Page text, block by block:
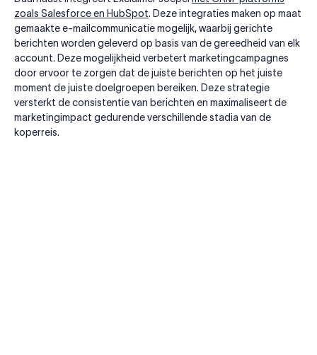
zoals Salesforce en HubSpot. Deze integraties maken op maat
gemaakte e-mailcommunicatie mogelijk, waarbij gerichte
berichten worden geleverd op basis van de gereedheid van elk
account. Deze mogelijkheid verbetert marketingcampagnes
door ervoor te zorgen dat de juiste berichten op het juiste
moment de juiste doelgroepen bereiken. Deze strategie
versterkt de consistentie van berichten en maximaliseert de
marketingimpact gedurende verschillende stadia van de
koperreis.